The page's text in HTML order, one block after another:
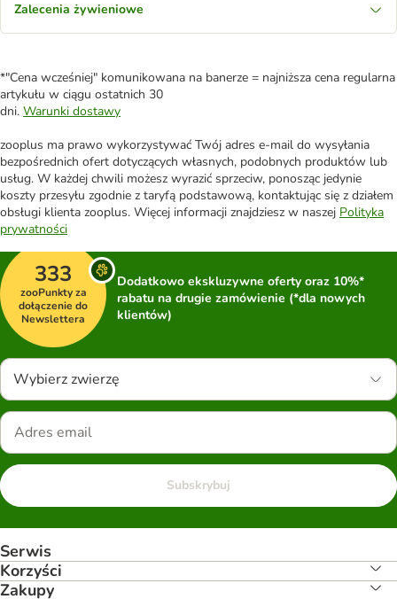
Zalecenia żywieniowe
*"Cena wcześniej" komunikowana na banerze = najniższa cena regularna
artykułu w ciągu ostatnich 30
dni. Warunki dostawy
zooplus ma prawo wykorzystywać Twój adres e-mail do wysyłania
bezpośrednich ofert dotyczących własnych, podobnych produktów lub
usług. W każdej chwili możesz wyrazić sprzeciw, ponosząc jedynie
koszty przesyłu zgodnie z taryfą podstawową, kontaktując się z działem
obsługi klienta zooplus. Więcej informacji znajdziesz w naszej Polityka
prywatności
333
zooPunkty za
dołączenie do
Newslettera
Dodatkowo ekskluzywne oferty oraz 10%*
rabatu na drugie zamówienie (*dla nowych
klientów)
Wybierz zwierzę
Subskrybuj
Serwis
Korzyści
Zakupy